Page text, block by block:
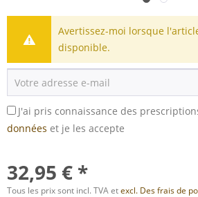
Avertissez-moi lorsque
disponible.
J'ai pris connaissance des
données et je les accepte
32,95 € *
Tous les prix sont incl. TVA etexcl. Des frais de